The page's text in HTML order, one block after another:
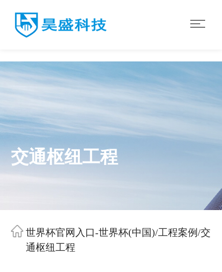
交通枢纽工程
世界杯官网入口-世界杯(中国)/工程案例/交
通枢纽工程